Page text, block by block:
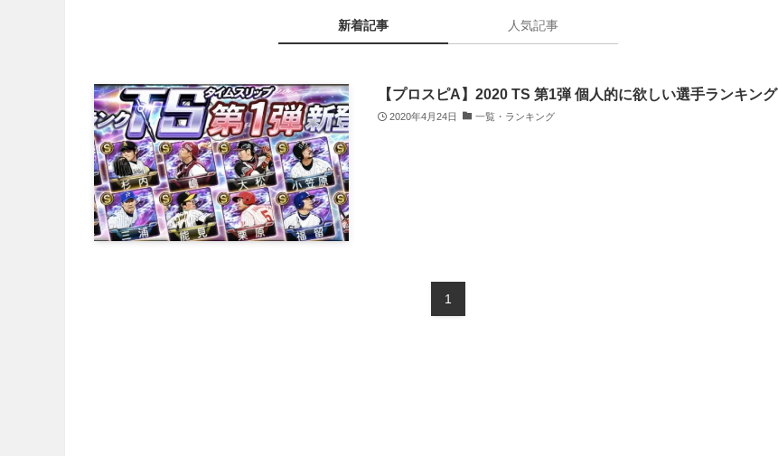
新着記事 人気記事
【プロスピA】2020 TS 第1弾 個人的に欲しい選手ランキング
2020年4月24日 一覧・ランキング
1